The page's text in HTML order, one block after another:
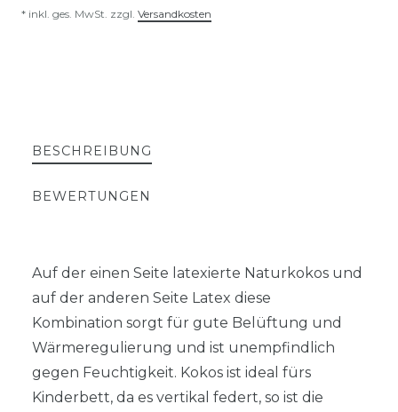
* inkl. ges. MwSt. zzgl. Versandkosten
BESCHREIBUNG
BEWERTUNGEN
Auf der einen Seite latexierte Naturkokos und
auf der anderen Seite Latex diese
Kombination sorgt für gute Belüftung und
Wärmeregulierung und ist unempfindlich
gegen Feuchtigkeit. Kokos ist ideal fürs
Kinderbett, da es vertikal federt, so ist die